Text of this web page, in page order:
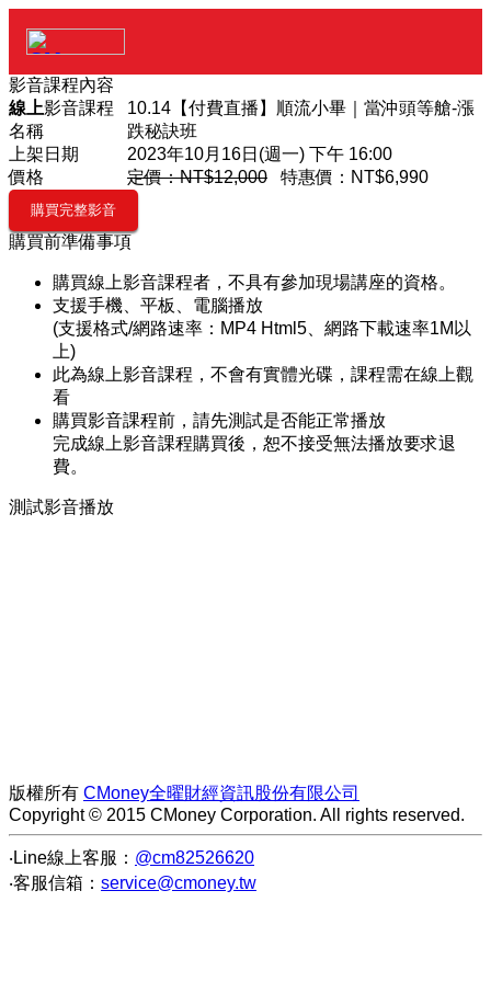
影音課程內容
線上影音課程
名稱
10.14【付費直播】順流小畢｜當沖頭等艙-漲
跌秘訣班
上架日期
2023年10月16日(週一) 下午 16:00
價格
定價：NT$12,000 特惠價： NT$6,990
購買前準備事項
購買線上影音課程者，不具有參加現場講座的資格。
支援手機、平板、電腦播放
(支援格式/網路速率：MP4 Html5、網路下載速率1M以
上)
此為線上影音課程，不會有實體光碟，課程需在線上觀
看
購買影音課程前，請先測試是否能正常播放
完成線上影音課程購買後，恕不接受無法播放要求退
費。
測試影音播放
版權所有 CMoney全曜財經資訊股份有限公司
Copyright © 2015 CMoney Corporation. All rights reserved.
‧Line線上客服： @cm82526620
‧客服信箱： service@cmoney.tw